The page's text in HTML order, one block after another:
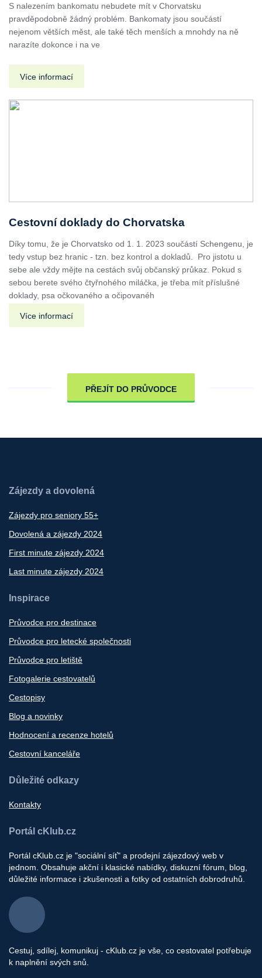
S nalezením bankomatu nebudete mít v Chorvatsku
pravděpodobně žádný problém. Bankomaty jsou součástí
nejenom větších měst, ale také těch menších a mnohdy na ně
narazíte dokonce i na ve
Více informací
Cestovní doklady do Chorvatska
Díky tomu, že je Chorvatsko od 1. 1. 2023 součástí Schengenu, je
tedy vstup bez hranic - tzn. bez kontrol a dokladů. Pro jistotu u
sebe ale vždy mějte na cestách svůj občanský průkaz. Pokud s
sebou berete svého čtyřnohého miláčka, je třeba mít příslušné
doklady, psa očkovaného a očipovanéh
Více informací
PŘEJÍT DO PRŮVODCE
Zájezdy a dovolená
Zájezdy pro seniory 55+
Dovolená a zájezdy 2024
First minute zájezdy 2024
Last minute zájezdy 2024
Inspirace
Průvodce pro destinace
Průvodce pro letecké společnosti
Průvodce pro letiště
Fotogalerie cestovatelů
Cestopisy
Blog a novinky
Hodnocení a recenze hotelů
Cestovní kanceláře
Důležité odkazy
Kontakty
Portál cKlub.cz
Portál cKlub.cz je "sociální síť" a prodejní zájezdový web v
jednom. Obsahuje akční i klasické nabídky, diskuzní fórum, blog,
důležité informace i zkušenosti a fotky od ostatních dobrodruhů.
Cestuj, sdílej, komunikuj - cKlub.cz je vše, co cestovatel potřebuje
k naplnění svých snů.